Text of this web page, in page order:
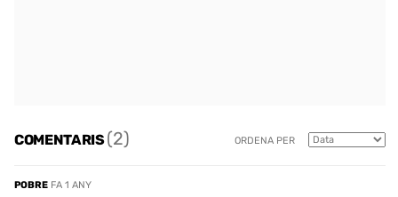
COMENTARIS(2) ORDENA PER
POBRE FA 1 ANY